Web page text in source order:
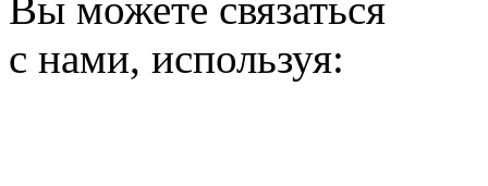
с нами, используя: